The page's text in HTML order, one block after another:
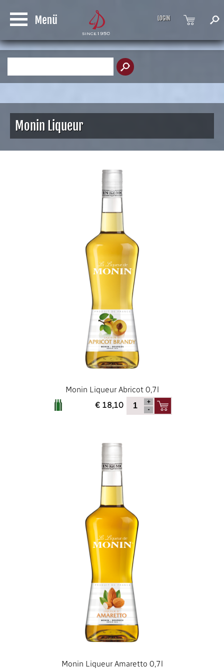
LOGIN
Monin Liqueur
Monin Liqueur Abricot 0,7l
€ 18,10
Monin Liqueur Amaretto 0,7l